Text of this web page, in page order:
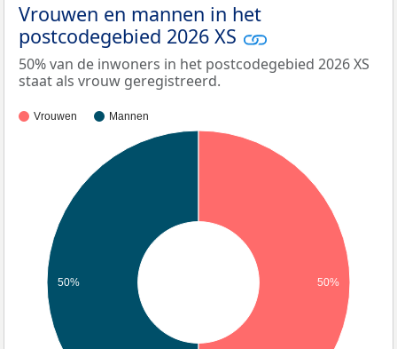
Vrouwen en mannen in het
postcodegebied 2026 XS
50% van de inwoners in het postcodegebied 2026 XS
staat als vrouw geregistreerd.
Vrouwen Mannen
50% 50%